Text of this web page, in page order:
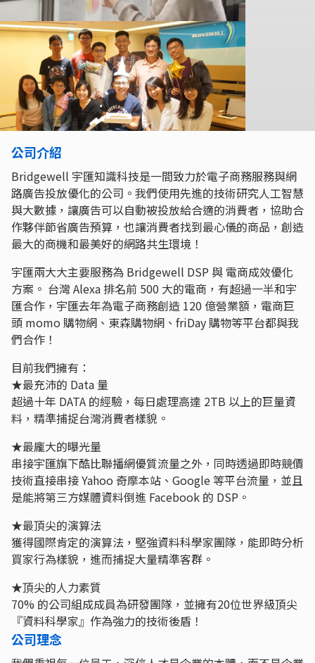
公司介紹
Bridgewell 宇匯知識科技是一間致力於電子商務服務與網
路廣告投放優化的公司。我們使用先進的技術研究人工智慧
與大數據，讓廣告可以自動被投放給合適的消費者，協助合
作夥伴節省廣告預算，也讓消費者找到最心儀的商品，創造
最大的商機和最美好的網路共生環境！
宇匯兩大大主要服務為 Bridgewell DSP 與 電商成效優化
方案。 台灣 Alexa 排名前 500 大的電商，有超過一半和宇
匯合作，宇匯去年為電子商務創造 120 億營業額，電商巨
頭 momo 購物網、東森購物網、friDay 購物等平台都與我
們合作！
目前我們擁有：
★最充沛的 Data 量
超過十年 DATA 的經驗，每日處理高達 2TB 以上的巨量資
料，精準捕捉台灣消費者樣貌。
★最龐大的曝光量
串接宇匯旗下酷比聯播網優質流量之外，同時透過即時競價
技術直接串接 Yahoo 奇摩本站、Google 等平台流量，並且
是能將第三方媒體資料倒進 Facebook 的 DSP。
★最頂尖的演算法
獲得國際肯定的演算法，堅強資料科學家團隊，能即時分析
買家行為樣貌，進而捕捉大量精準客群。
★頂尖的人力素質
70% 的公司組成成員為研發團隊，並擁有20位世界級頂尖
『資料科學家』作為強力的技術後盾！
公司理念